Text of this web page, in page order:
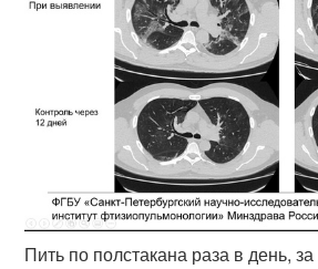
Пить по полстакана раза в день,